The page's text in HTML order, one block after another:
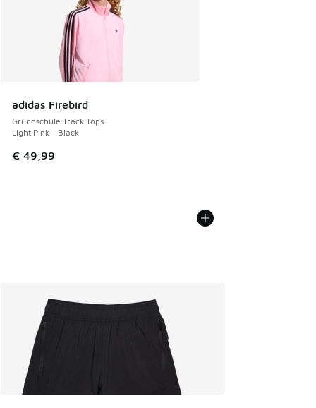
adidas Firebird
Grundschule Track Tops
Light Pink - Black
€ 49,99